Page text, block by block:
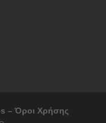
– Όροι Χρήσης